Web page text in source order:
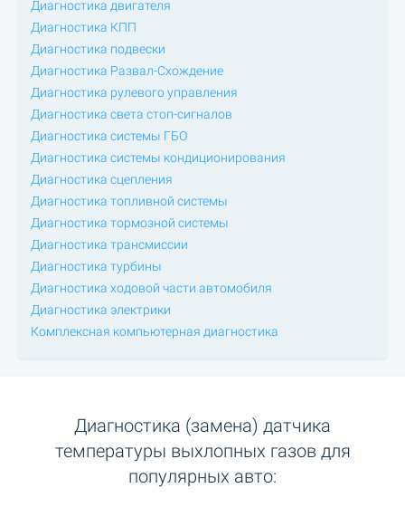
Диагностика двигателя
Диагностика КПП
Диагностика подвески
Диагностика Развал-Схождение
Диагностика рулевого управления
Диагностика света стоп-сигналов
Диагностика системы ГБО
Диагностика системы кондиционирования
Диагностика сцепления
Диагностика топливной системы
Диагностика тормозной системы
Диагностика трансмиссии
Диагностика турбины
Диагностика ходовой части автомобиля
Диагностика электрики
Комплексная компьютерная диагностика
Диагностика (замена) датчика
температуры выхлопных газов для
популярных авто: